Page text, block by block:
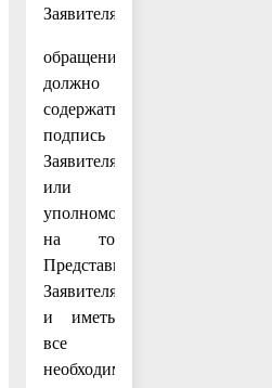
Заявителя:
обращение
должно
содержать
подпись
Заявителя
или
уполномоченного
на то
Представителя
Заявителя
и иметь
все
необходимые